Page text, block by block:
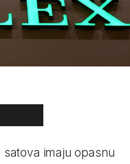
imaju opasnu